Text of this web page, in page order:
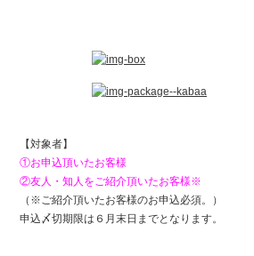
【対象者】
①お申込頂いたお客様
②友人・知人をご紹介頂いたお客様※
（※ご紹介頂いたお客様のお申込必須。）
申込〆切期限は６月末日までとなります。